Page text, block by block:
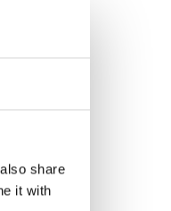
share
it with